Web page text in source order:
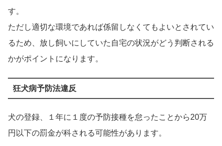
す。
ただし適切な環境であれば係留しなくてもよいとされてい
るため、放し飼いにしていた自宅の状況がどう判断される
かがポイントになります。
狂犬病予防法違反
犬の登録、１年に１度の予防接種を怠ったことから20万
円以下の罰金が科される可能性があります。